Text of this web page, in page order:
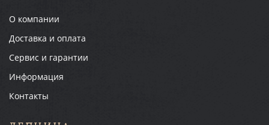
О компании
Доставка и оплата
Сервис и гарантии
Информация
Контакты